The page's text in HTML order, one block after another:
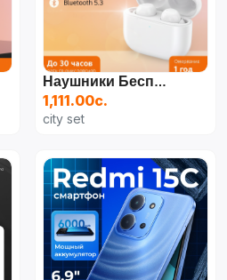
Наушники Беспроводные Redmi Buds 6 Play - Белые
1,111.00с.
city set